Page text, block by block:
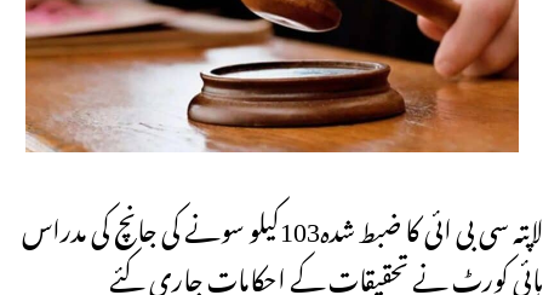
لاپتہ سی بی ائی کا ضبط شدہ103کیلو سونے کی جانچ کی مدراس
ہائی کورٹ نے تحقیقات کے احکامات جاری کئے